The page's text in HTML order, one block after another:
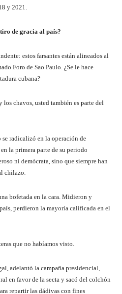
y 2021.
de gracia al país?
estos farsantes están alineados al
Foro de Sao Paulo. ¿Se le hace
cubana?
chavos, usted también es parte del
radicalizó en la operación de
la primera parte de su periodo
ni demócrata, sino que siempre han
chilazo.
bofetada en la cara. Midieron y
perdieron la mayoría calificada en el
que no habíamos visto.
adelantó la campaña presidencial,
en favor de la secta y sacó del colchón
repartir las dádivas con fines